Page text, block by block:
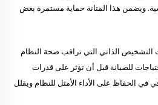
ويضمن هذا المتانة حماية مستمرة بغض
التشخيص الذاتي التي تراقب صحة النظام
للصيانة قبل أن تؤثر على قدرات
في الحفاظ على الأداء الأمثل للنظام ويقلل